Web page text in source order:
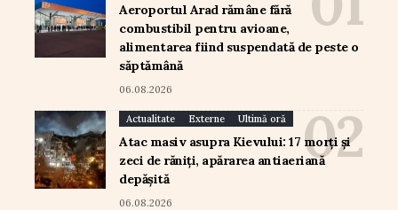
Aeroportul Arad rămâne fără
combustibil pentru avioane,
alimentarea fiind suspendată de peste o
săptămână
06.08.2026
Actualitate Externe Ultimă oră
Atac masiv asupra Kievului: 17 morți și
zeci de răniți, apărarea antiaeriană
depășită
06.08.2026